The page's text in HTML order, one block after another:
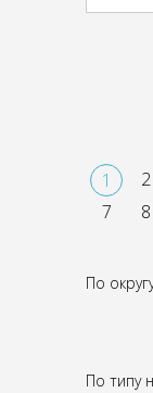
1 2
7
8
По
По типу